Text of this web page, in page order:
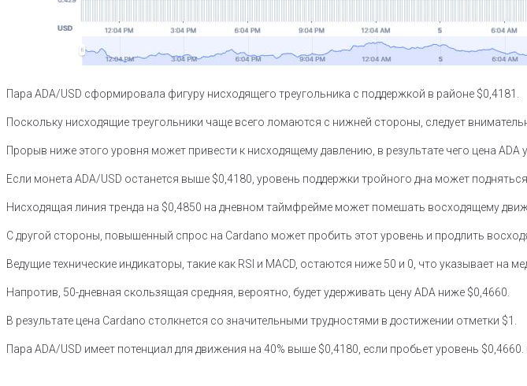
Пара ADA/USD сформировала фигуру нисходящего треугольника с поддержкой в районе $0,4181.
Поскольку нисходящие треугольники чаще всего ломаются с нижней стороны, следует
Прорыв ниже этого уровня может привести к нисходящему давлению, в результате чего цена ADA
Если монета ADA/USD останется выше $0,4180, уровень поддержки тройного дна может
Нисходящая линия тренда на $0,4850 на дневном таймфрейме может помешать восходящему
С другой стороны, повышенный спрос на Cardano может пробить этот уровень и продлить
Ведущие технические индикаторы, такие как RSI и MACD, остаются ниже 50 и 0, что указывает на
Напротив, 50-дневная скользящая средняя, вероятно, будет удерживать цену ADA ниже $0,4660.
В результате цена Cardano столкнется со значительными трудностями в достижении отметки $1.
Пара ADA/USD имеет потенциал для движения на 40% выше $0,4180, если пробьет уровень